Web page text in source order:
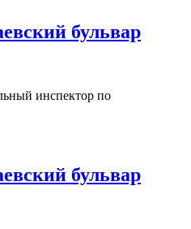
бульвар
инспектор по
бульвар